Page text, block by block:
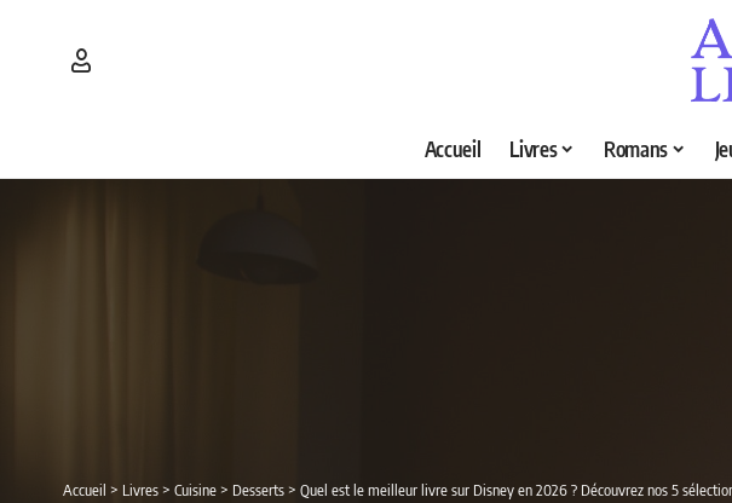
Accueil Livres Romans
Accueil > Livres> Cuisine> Desserts> Quel est le meilleur livre sur Disney en 2026 ? Découvrez nos 5